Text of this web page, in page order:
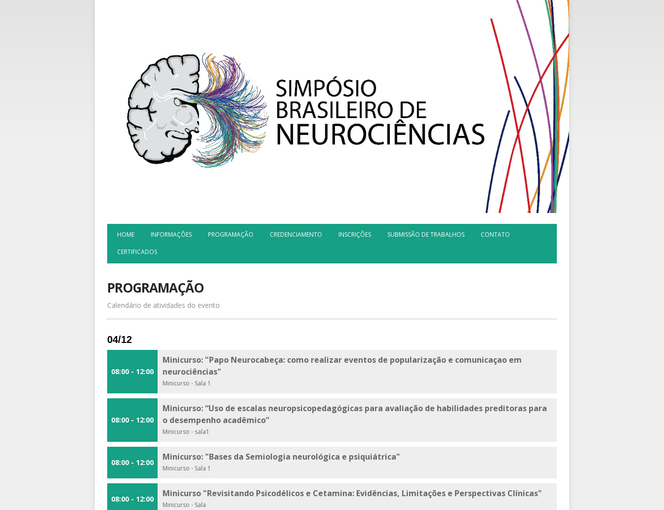
HOME INFORMAÇÕES PROGRAMAÇÃO CREDENCIAMENTO INSCRIÇÕES SUBMISSÃO DE TRABALHOS CONTATO
CERTIFICADOS
PROGRAMAÇÃO
Calendário de atividades do evento
04/12
08:00 - 12:00
Minicurso: "Papo Neurocabeça: como realizar eventos de popularização e comunicaçao em
neurociências"
Minicurso · Sala 1
08:00 - 12:00
Minicurso: “Uso de escalas neuropsicopedagógicas para avaliação de habilidades preditoras para
o desempenho acadêmico”
Minicurso · sala1
08:00 - 12:00
Minicurso: "Bases da Semiologia neurológica e psiquiátrica"
Minicurso · Sala 1
08:00 - 12:00
Minicurso "Revisitando Psicodélicos e Cetamina: Evidências, Limitações e Perspectivas Clínicas"
Minicurso · Sala